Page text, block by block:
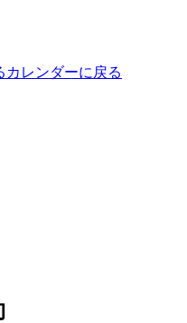
カレンダーに戻る